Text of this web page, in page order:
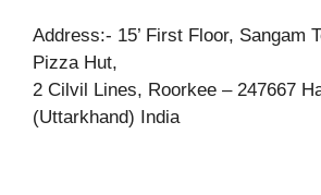
Address:- 15’ First Floor, Sangam
Pizza Hut,
2 Cilvil Lines, Roorkee – 247667
(Uttarkhand) India